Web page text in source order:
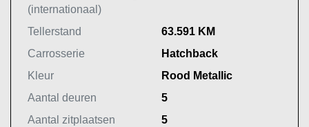
(internationaal)
Tellerstand
63.591 KM
Carrosserie
Hatchback
Kleur
Rood Metallic
Aantal deuren
5
Aantal zitplaatsen
5